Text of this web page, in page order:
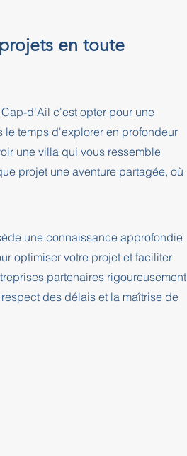
en toute
d'Ail c'est opter pour une
temps d'explorer en profondeur
une villa qui vous ressemble
projet une aventure partagée, où
une connaissance approfondie
optimiser votre projet et faciliter
partenaires rigoureusement
des délais et la maîtrise de